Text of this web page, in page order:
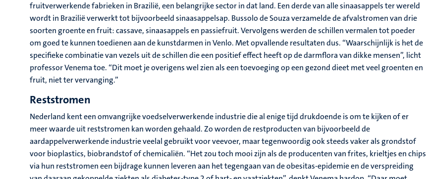
fruitverwerkende fabrieken in Brazilië, een belangrijke sector in dat land. Een derde van alle sinaasappels ter wereld
wordt in Brazilië verwerkt tot bijvoorbeeld sinaasappelsap. Bussolo de Souza verzamelde de afvalstromen van drie
soorten groente en fruit: cassave, sinaasappels en passiefruit. Vervolgens werden de schillen vermalen tot poeder
om goed te kunnen toedienen aan de kunstdarmen in Venlo. Met opvallende resultaten dus. “Waarschijnlijk is het de
specifieke combinatie van vezels uit de schillen die een positief effect heeft op de darmflora van dikke mensen”, licht
professor Venema toe. “Dit moet je overigens wel zien als een toevoeging op een gezond dieet met veel groenten en
fruit, niet ter vervanging.”
Reststromen
Nederland kent een omvangrijke voedselverwerkende industrie die al enige tijd drukdoende is om te kijken of er
meer waarde uit reststromen kan worden gehaald. Zo worden de restproducten van bijvoorbeeld de
aardappelverwerkende industrie veelal gebruikt voor veevoer, maar tegenwoordig ook steeds vaker als grondstof
voor bioplastics, biobrandstof of chemicaliën. “Het zou toch mooi zijn als de producenten van frites, krieltjes en chips
via hun reststromen een bijdrage kunnen leveren aan het tegengaan van de obesitas-epidemie en de verspreiding